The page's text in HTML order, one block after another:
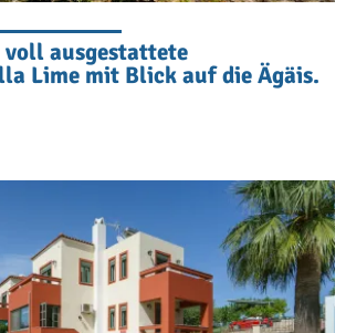
ausgestattete
Lime mit Blick auf die Ägäis.